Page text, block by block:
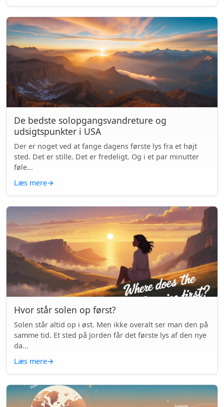
De bedste solopgangsvandreture og
udsigtspunkter i USA
Der er noget ved at fange dagens første lys fra et højt
sted. Det er stille. Det er fredeligt. Og i et par minutter
føle...
Læs mere→
Hvor står solen op først?
Solen står altid op i øst. Men ikke overalt ser man den på
samme tid. Et sted på Jorden får det første lys af den nye
da...
Læs mere→